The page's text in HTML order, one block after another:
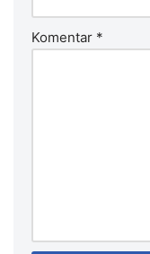
Komentar *